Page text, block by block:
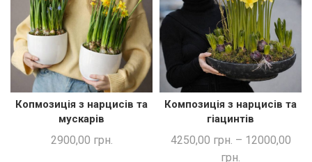
ДОДАТИ В КОШИК
Копмозиція з нарцисів та
мускарів
2900,00 грн.
ШВИДКА ПОКУПКА
Композиція з нарцисів та
гіацинтів
4250,00 грн. – 12000,00
грн.